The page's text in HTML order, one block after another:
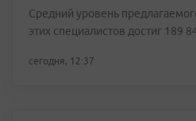
Средний уровень
этих специалистов достиг 189
сегодня, 12:37